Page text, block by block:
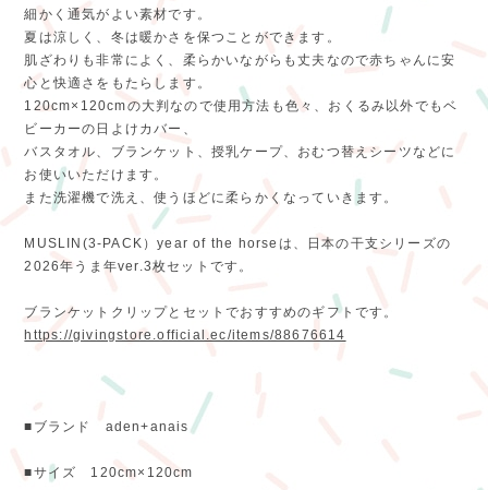
細かく通気がよい素材です。
夏は涼しく、冬は暖かさを保つことができます。
肌ざわりも非常によく、柔らかいながらも丈夫なので赤ちゃんに安
心と快適さをもたらします。
120cm×120cmの大判なので使用方法も色々、おくるみ以外でもベ
ビーカーの日よけカバー、
バスタオル、ブランケット、授乳ケープ、おむつ替えシーツなどに
お使いいただけます。
また洗濯機で洗え、使うほどに柔らかくなっていきます。
MUSLIN(3-PACK）year of the horseは、日本の干支シリーズの
2026年うま年ver.3枚セットです。
ブランケットクリップとセットでおすすめのギフトです。
https://givingstore.official.ec/items/88676614
■ブランド aden+anais
■サイズ 120cm×120cm